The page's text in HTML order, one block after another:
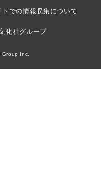
トでの情報収集について
化社グループ
Inc.